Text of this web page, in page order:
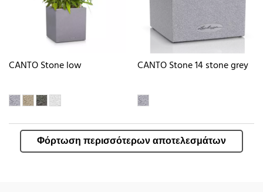
CANTO Stone low CANTO Stone 14 stone grey
Φόρτωση περισσότερων αποτελεσμάτων